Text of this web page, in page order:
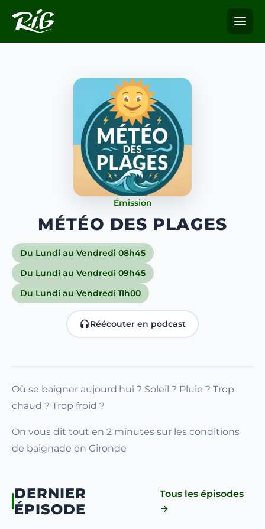
Émission
MÉTÉO DES PLAGES
Du Lundi au Vendredi 08h45
Du Lundi au Vendredi 09h45
Du Lundi au Vendredi 11h00
Réécouter en podcast
Où se baigner aujourd'hui ? Soleil ? Pluie ? Trop
chaud ? Trop froid ?
On vous dit tout en 2 minutes sur les conditions
de baignade en Gironde
DERNIER
ÉPISODE
Tous les épisodes
→